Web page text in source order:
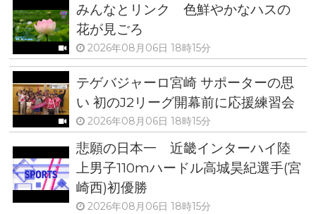
みんなとリンク 色鮮やかなハスの
花が見ごろ
2026年08月06日 18時15分
テゲバジャーロ宮崎 サポーターの思
い 初のJ2リーグ開幕前に応援練習会
2026年08月06日 18時15分
悲願の日本一 近畿インターハイ陸
上男子110mハードル高城昊紀選手(宮
崎西)初優勝
2026年08月06日 18時15分